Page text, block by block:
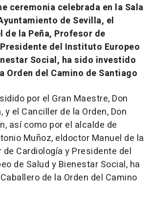
ceremonia celebrada en la Sala
de Sevilla, el
de la Peña, Profesor de
del Instituto Europeo
Social, ha sido investido
Orden del Camino de Santiago
por el Gran Maestre, Don
y el Canciller de la Orden, Don
así como por el alcalde de
Muñoz, eldoctor Manuel de la
de Cardiología y Presidente del
de Salud y Bienestar Social, ha
de la Orden del Camino